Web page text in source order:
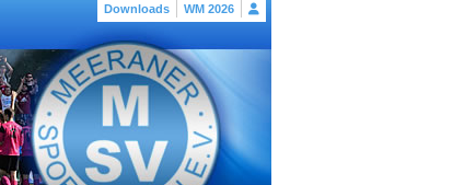
Downloads WM 2026